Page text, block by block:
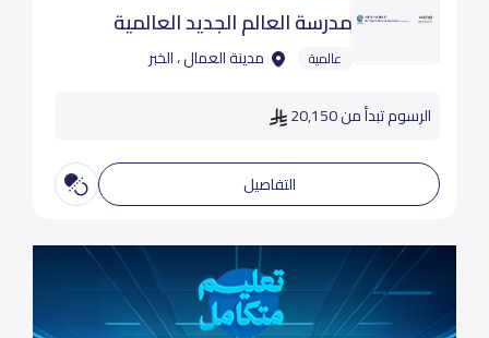
مدرسة العالم الجديد العالمية
عالمية مدينة العمال ، الخبر
الرسوم تبدأ من 20,150
التفاصيل